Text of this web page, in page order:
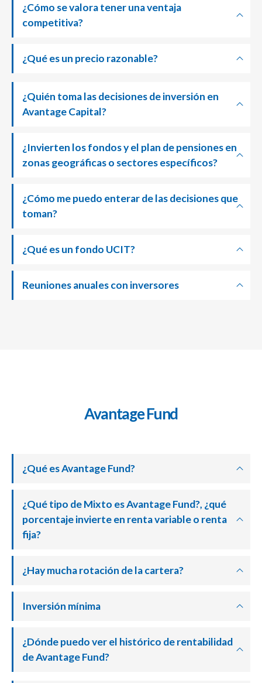
¿Cómo se valora tener una ventaja
competitiva?
¿Qué es un precio razonable?
¿Quién toma las decisiones de inversión en
Avantage Capital?
¿Invierten los fondos y el plan de pensiones en
zonas geográficas o sectores específicos?
¿Cómo me puedo enterar de las decisiones que
toman?
¿Qué es un fondo UCIT?
Reuniones anuales con inversores
Avantage Fund
¿Qué es Avantage Fund?
¿Qué tipo de Mixto es Avantage Fund?, ¿qué
porcentaje invierte en renta variable o renta
fija?
¿Hay mucha rotación de la cartera?
Inversión mínima
¿Dónde puedo ver el histórico de rentabilidad
de Avantage Fund?